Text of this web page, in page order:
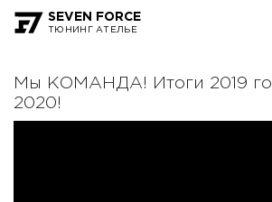
SEVEN FORCE
ТЮНИНГ АТЕЛЬЕ
Мы КОМАНДА! Итоги 2019
2020!